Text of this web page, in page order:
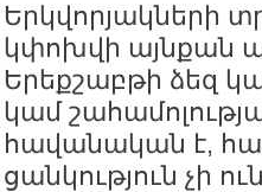
Երկվորյակների
կփոխվի այնքան
Երեքշաբթի ձեզ
կամ
հավանական է,
ցանկություն չի